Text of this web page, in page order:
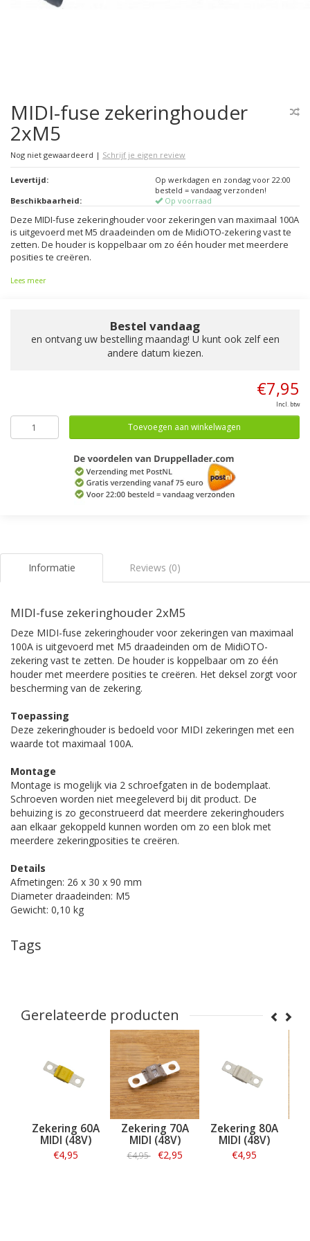
MIDI-fuse zekeringhouder
2xM5
Nog niet gewaardeerd | Schrijf je eigen review
Levertijd:
Op werkdagen en zondag voor 22:00
besteld = vandaag verzonden!
Beschikbaarheid:
Op voorraad
Deze MIDI-fuse zekeringhouder voor zekeringen van maximaal 100A
is uitgevoerd met M5 draadeinden om de MidiOTO-zekering vast te
zetten. De houder is koppelbaar om zo één houder met meerdere
posities te creëren.
Lees meer
Bestel vandaag
en ontvang uw bestelling maandag! U kunt ook zelf een
andere datum kiezen.
€7,95
Incl. btw
Toevoegen aan winkelwagen
Informatie Reviews (0)
MIDI-fuse zekeringhouder 2xM5
Deze MIDI-fuse zekeringhouder voor zekeringen van maximaal
100A is uitgevoerd met M5 draadeinden om de MidiOTO-
zekering vast te zetten. De houder is koppelbaar om zo één
houder met meerdere posities te creëren. Het deksel zorgt voor
bescherming van de zekering.
Toepassing
Deze zekeringhouder is bedoeld voor MIDI zekeringen met een
waarde tot maximaal 100A.
Montage
Montage is mogelijk via 2 schroefgaten in de bodemplaat.
Schroeven worden niet meegeleverd bij dit product. De
behuizing is zo geconstrueerd dat meerdere zekeringhouders
aan elkaar gekoppeld kunnen worden om zo een blok met
meerdere zekeringposities te creëren.
Details
Afmetingen: 26 x 30 x 90 mm
Diameter draadeinden: M5
Gewicht: 0,10 kg
Tags
Gerelateerde producten
Zekering 60A
MIDI (48V)
€4,95
Zekering 70A
MIDI (48V)
€4,95 €2,95
Zekering 80A
MIDI (48V)
€4,95